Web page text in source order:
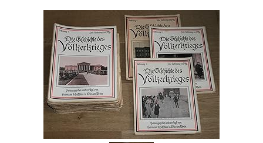
Art & Collectibles
Textbooks
Start Selling
CLOSE